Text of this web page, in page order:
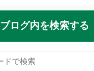
ブログ内を検索する